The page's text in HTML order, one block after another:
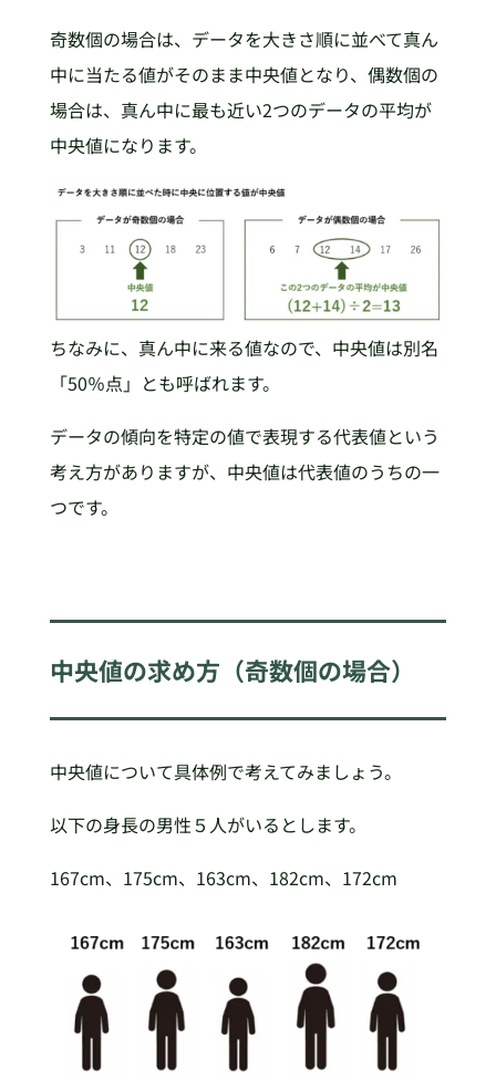
奇数個の場合は、データを大きさ順に並べて真ん
中に当たる値がそのまま中央値となり、偶数個の
場合は、真ん中に最も近い2つのデータの平均が
中央値になります。
ちなみに、真ん中に来る値なので、中央値は別名
「50％点」とも呼ばれます。
データの傾向を特定の値で表現する代表値という
考え方がありますが、中央値は代表値のうちの一
つです。
中央値の求め方（奇数個の場合）
中央値について具体例で考えてみましょう。
以下の身長の男性５人がいるとします。
167cm、175cm、163cm、182cm、172cm